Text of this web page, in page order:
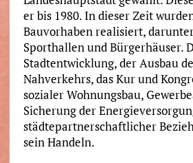
er bis 1980. In dieser Zeit
Bauvorhaben realisiert,
Sporthallen und Bürgerhäuser.
Stadtentwicklung, der Ausbau
Nahverkehrs, das Kur und
sozialer Wohnungsbau,
Sicherung der
städtepartnerschaftlicher
sein Handeln.